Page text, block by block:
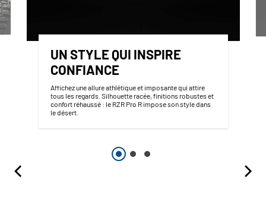
UN STYLE QUI INSPIRE
CONFIANCE
Affichez une allure athlétique et imposante qui attire
tous les regards. Silhouette racée, finitions robustes et
confort réhaussé : le RZR Pro R impose son style dans
le désert.